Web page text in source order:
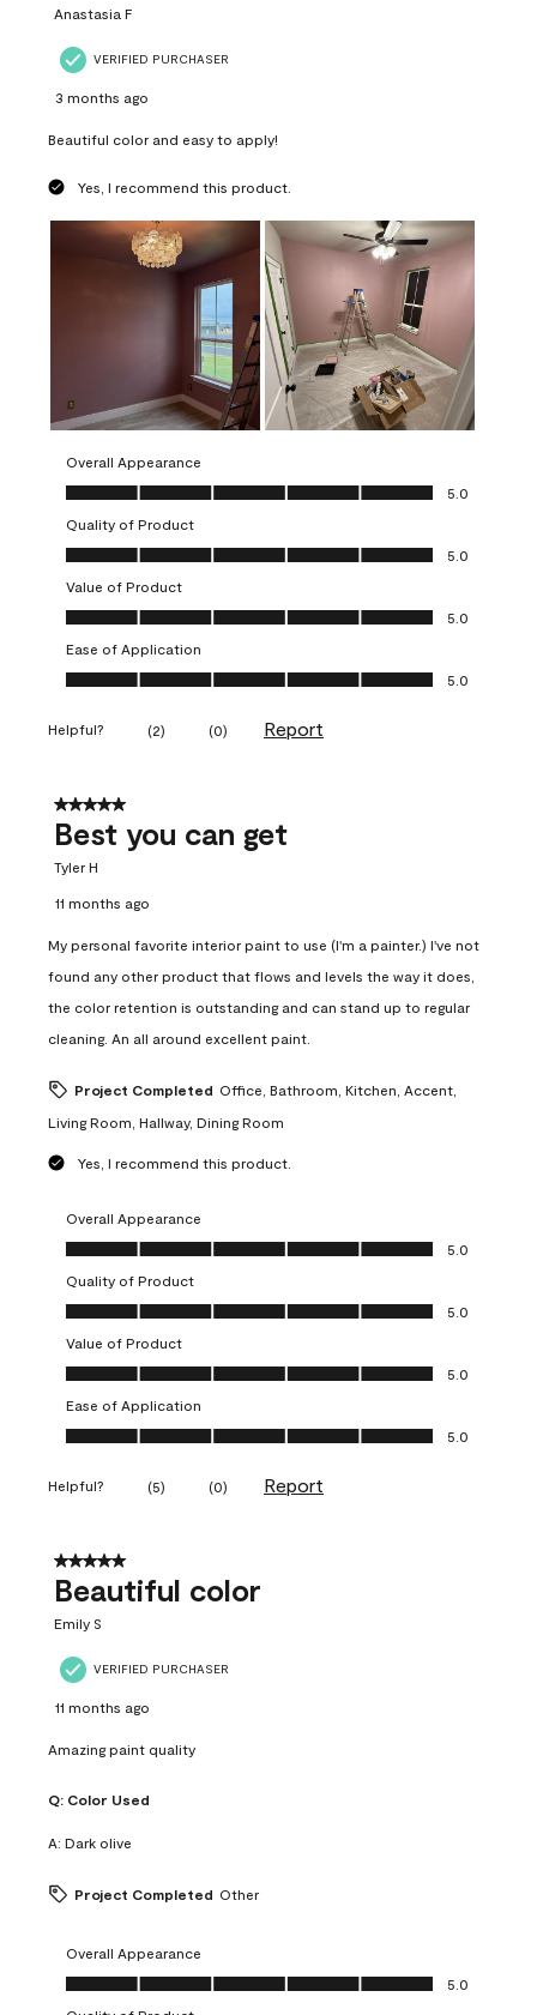
Anastasia F
VERIFIED PURCHASER
3 months ago
Beautiful color and easy to apply!
Yes, I recommend this product.
Overall Appearance
Overall Appearance, 5.0 out of 5
5.0
Quality of Product
Quality of Product, 5.0 out of 5
5.0
Value of Product
Value of Product, 5.0 out of 5
5.0
Ease of Application
Ease of Application, 5.0 out of 5
5.0
Helpful? (2) (0) Report
5 out of 5 stars.
Best you can get
Tyler H
11 months ago
My personal favorite interior paint to use (I'm a painter.) I've not
found any other product that flows and levels the way it does,
the color retention is outstanding and can stand up to regular
cleaning. An all around excellent paint.
Project Completed Office, Bathroom, Kitchen, Accent,
Living Room, Hallway, Dining Room
Yes, I recommend this product.
Overall Appearance
Overall Appearance, 5.0 out of 5
5.0
Quality of Product
Quality of Product, 5.0 out of 5
5.0
Value of Product
Value of Product, 5.0 out of 5
5.0
Ease of Application
Ease of Application, 5.0 out of 5
5.0
Helpful? (5) (0) Report
5 out of 5 stars.
Beautiful color
Emily S
VERIFIED PURCHASER
11 months ago
Amazing paint quality
Q: Color Used
A: Dark olive
Project Completed Other
Overall Appearance
Overall Appearance, 5.0 out of 5
5.0